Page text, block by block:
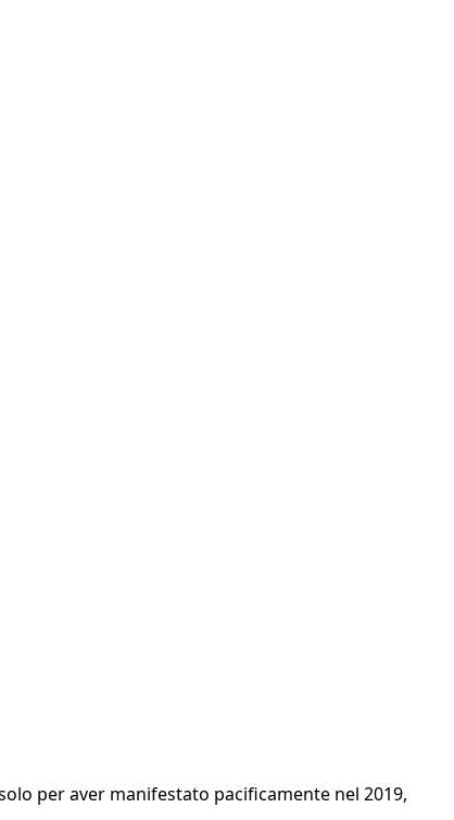
per aver manifestato pacificamente nel 2019,